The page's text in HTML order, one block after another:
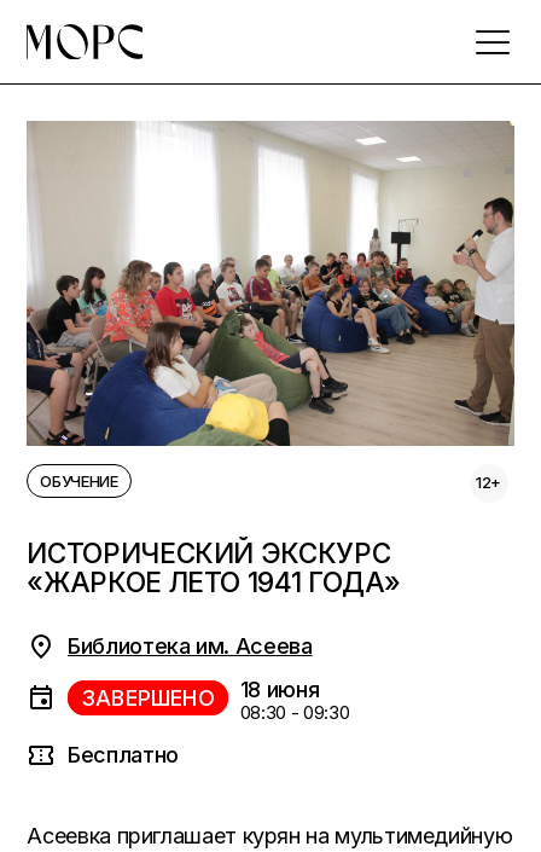
the
ОБУЧЕНИЕ 12+
ИСТОРИЧЕСКИЙ ЭКСКУРС
«ЖАРКОЕ ЛЕТО 1941 ГОДА»
Библиотека им. Асеева
ЗАВЕРШЕНО 18 июня
08:30 - 09:30
Бесплатно
Асеевка приглашает курян на мультимедийную